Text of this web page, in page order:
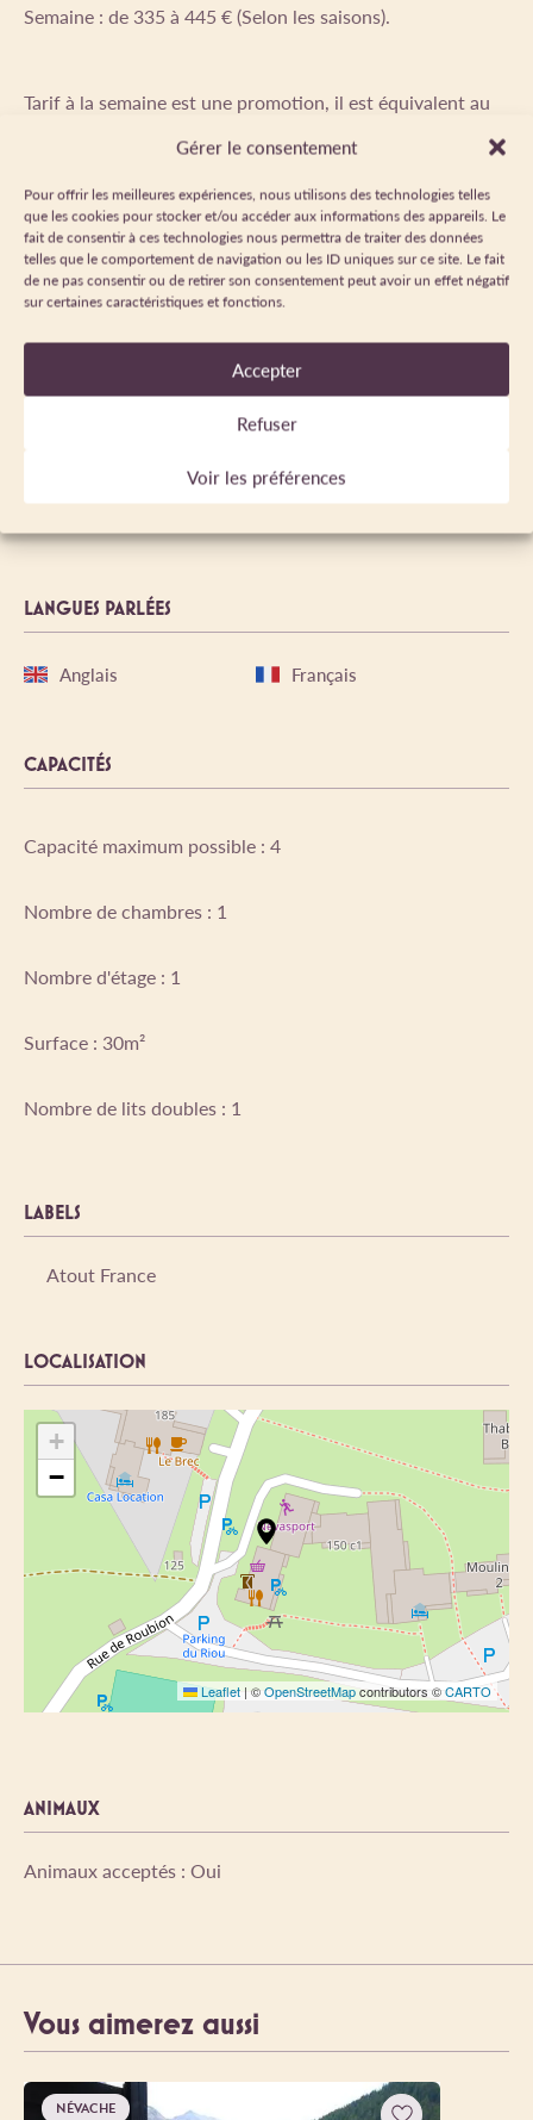
Gérer le consentement
Pour offrir les meilleures expériences, nous utilisons des technologies telles
que les cookies pour stocker et/ou accéder aux informations des appareils. Le
fait de consentir à ces technologies nous permettra de traiter des données
telles que le comportement de navigation ou les ID uniques sur ce site. Le fait
de ne pas consentir ou de retirer son consentement peut avoir un effet négatif
sur certaines caractéristiques et fonctions.
Accepter
Refuser
Voir les préférences
Semaine : de 335 à 445 € (Selon les saisons).
Tarif à la semaine est une promotion, il est équivalent au
MODES DE PAIEMENT
Chèque
Virement
Du 06/01/2024 au 06/01/2027 tous les jours.
LANGUES PARLÉES
Anglais Français
CAPACITÉS
Capacité maximum possible : 4
Nombre de chambres : 1
Nombre d'étage : 1
Surface : 30m²
Nombre de lits doubles : 1
LABELS
Atout France
LOCALISATION
+
−
Leaflet | ©OpenStreetMapcontributors ©CARTO
ANIMAUX
Animaux acceptés : Oui
Vous aimerez aussi
NÉVACHE